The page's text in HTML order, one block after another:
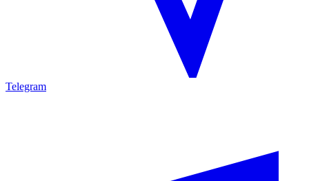
Telegram